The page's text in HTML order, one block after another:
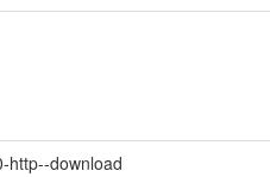
http--download